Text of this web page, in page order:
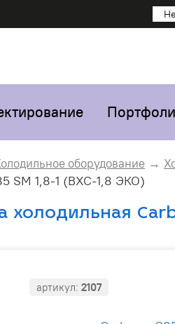
оборудование
SM 1,8-1 (ВХС-1,8 ЭКО)
холодильная
артикул: 2107